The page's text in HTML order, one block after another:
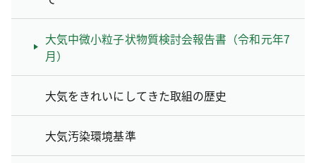
大気中微小粒子状物質検討会報告書（令和元年7
月）
大気をきれいにしてきた取組の歴史
大気汚染環境基準